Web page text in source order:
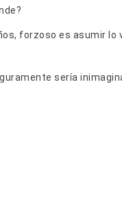
forzoso es asumir lo
sería